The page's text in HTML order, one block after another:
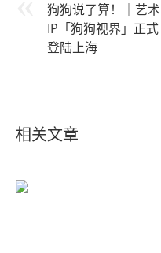
狗狗说了算！｜艺术
IP「狗狗视界」正式
登陆上海
相关文章